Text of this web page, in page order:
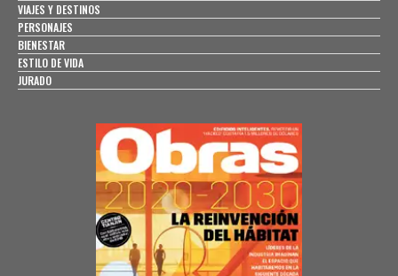
VIAJES Y DESTINOS
PERSONAJES
BIENESTAR
ESTILO DE VIDA
JURADO